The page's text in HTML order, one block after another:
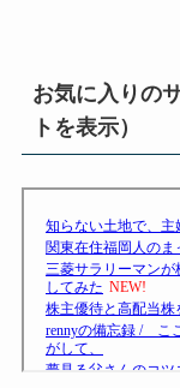
お気に入りの
トを表示）